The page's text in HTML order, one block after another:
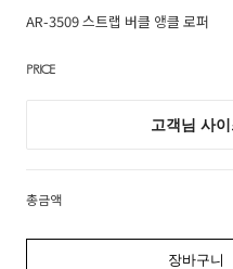
AR-3509 스트랩 버클 앵클 로퍼
PRICE
총금액
장바구니